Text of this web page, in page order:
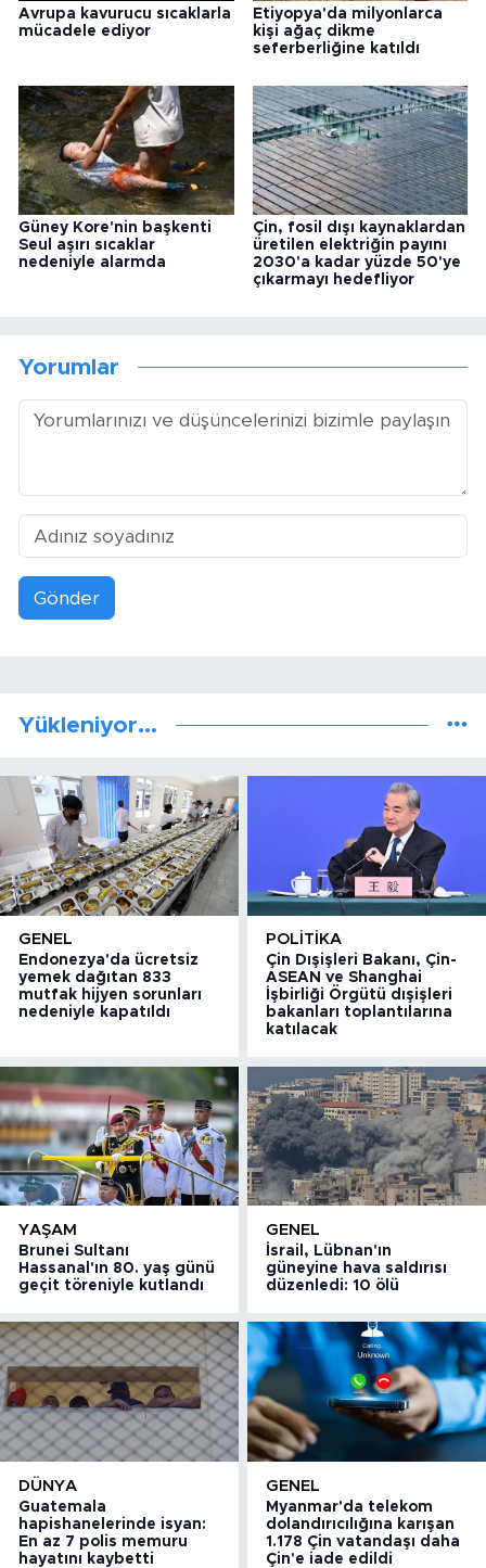
Avrupa kavurucu sıcaklarla
mücadele ediyor
Etiyopya'da milyonlarca
kişi ağaç dikme
seferberliğine katıldı
Güney Kore'nin başkenti
Seul aşırı sıcaklar
nedeniyle alarmda
Çin, fosil dışı kaynaklardan
üretilen elektriğin payını
2030'a kadar yüzde 50'ye
çıkarmayı hedefliyor
Yorumlar
Gönder
Yükleniyor...
GENEL
Endonezya'da ücretsiz
yemek dağıtan 833
mutfak hijyen sorunları
nedeniyle kapatıldı
POLITIKA
Çin Dışişleri Bakanı, Çin-
ASEAN ve Shanghai
İşbirliği Örgütü dışişleri
bakanları toplantılarına
katılacak
YAŞAM
Brunei Sultanı
Hassanal'ın 80. yaş günü
geçit töreniyle kutlandı
GENEL
İsrail, Lübnan'ın
güneyine hava saldırısı
düzenledi: 10 ölü
DÜNYA
Guatemala
hapishanelerinde isyan:
En az 7 polis memuru
hayatını kaybetti
GENEL
Myanmar'da telekom
dolandırıcılığına karışan
1.178 Çin vatandaşı daha
Çin'e iade edildi